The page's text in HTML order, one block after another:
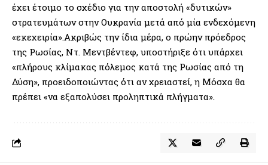
έχει έτοιμο το σχέδιο για την αποστολή «δυτικών»
στρατευμάτων στην Ουκρανία μετά από μία ενδεχόμενη
«εκεχειρία».Ακριβώς την ίδια μέρα, ο πρώην πρόεδρος
της Ρωσίας, Ντ. Μεντβέντεφ, υποστήριξε ότι υπάρχει
«πλήρους κλίμακας πόλεμος κατά της Ρωσίας από τη
Δύση», προειδοποιώντας ότι αν χρειαστεί, η Μόσχα θα
πρέπει «να εξαπολύσει προληπτικά πλήγματα».